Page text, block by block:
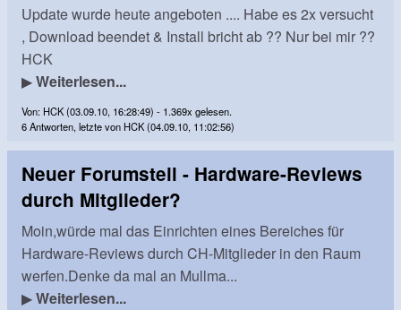
Update wurde heute angeboten .... Habe es 2x versucht
, Download beendet & Install bricht ab ?? Nur bei mir ??
HCK
▶Weiterlesen...
Von: HCK (03.09.10, 16:28:49) - 1.369x gelesen.
6 Antworten, letzte von HCK (04.09.10, 11:02:56)
Neuer Forumsteil - Hardware-Reviews
durch Mitglieder?
Moin,würde mal das Einrichten eines Bereiches für
Hardware-Reviews durch CH-Mitglieder in den Raum
werfen.Denke da mal an Mullma...
▶Weiterlesen...